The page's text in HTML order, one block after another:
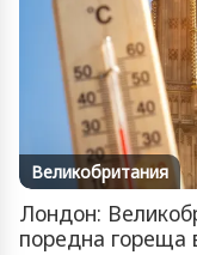
Великобритания
Лондон:
поредна гореща